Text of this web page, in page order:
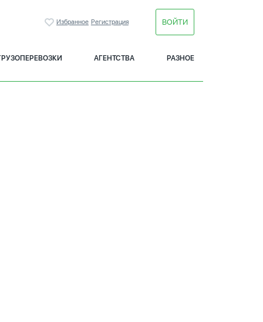
Избранное Регистрация ВОЙТИ
АГЕНТСТВА РАЗНОЕ